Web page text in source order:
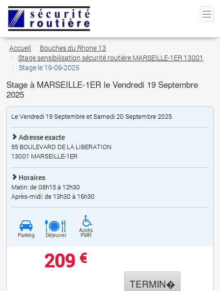
Accueil
Bouches du Rhone 13
Stage sensibilisation sécurité routière MARSEILLE-1ER 13001
Stage le 19-09-2025
Stage à MARSEILLE-1ER le Vendredi 19 Septembre
2025
Le Vendredi 19 Septembre et Samedi 20 Septembre 2025
Adresse exacte
55 BOULEVARD DE LA LIBERATION
13001 MARSEILLE-1ER
Horaires
Matin: de 08h15 à 12h30
Après-midi: de 13h30 à 16h30
Parking Déjeuner
Accès
PMR
209 €
TERMIN�